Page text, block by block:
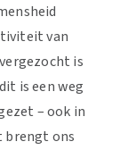
van
is
is een weg
– ook in
brengt ons